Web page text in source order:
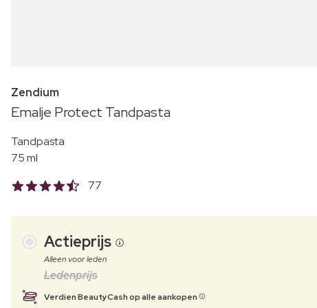
Zendium
Emalje Protect Tandpasta
Tandpasta
75 ml
77
Actieprijs
Alleen voor leden
Ledenprijs
Verdien BeautyCash op alle aankopen